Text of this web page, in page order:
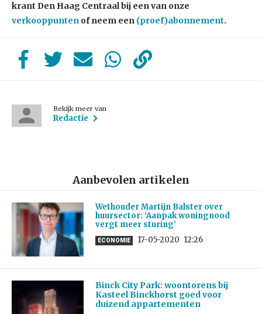
krant Den Haag Centraal bij een van onze
verkooppunten of neem een (proef)abonnement.
Bekijk meer van
Redactie
Aanbevolen artikelen
Wethouder Martijn Balster over
huursector: ‘Aanpak woningnood
vergt meer sturing’
ECONOMIE 17-05-2020 12:26
Binck City Park: woontorens bij
Kasteel Binckhorst goed voor
duizend appartementen